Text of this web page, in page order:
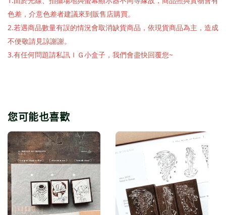
色差，介意色差者建議來到販售店購買。
2.若遇商品數量有誤的情況會取消缺貨商品，依現貨商品為主，造成
不便敬請見諒謝謝。
3.有任何問題請私訊ＩＧ小盒子，我們會盡快回覆您~
您可能也喜歡